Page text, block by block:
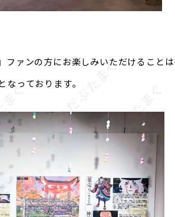
ァンの方にお楽しみいただけることは
っております。